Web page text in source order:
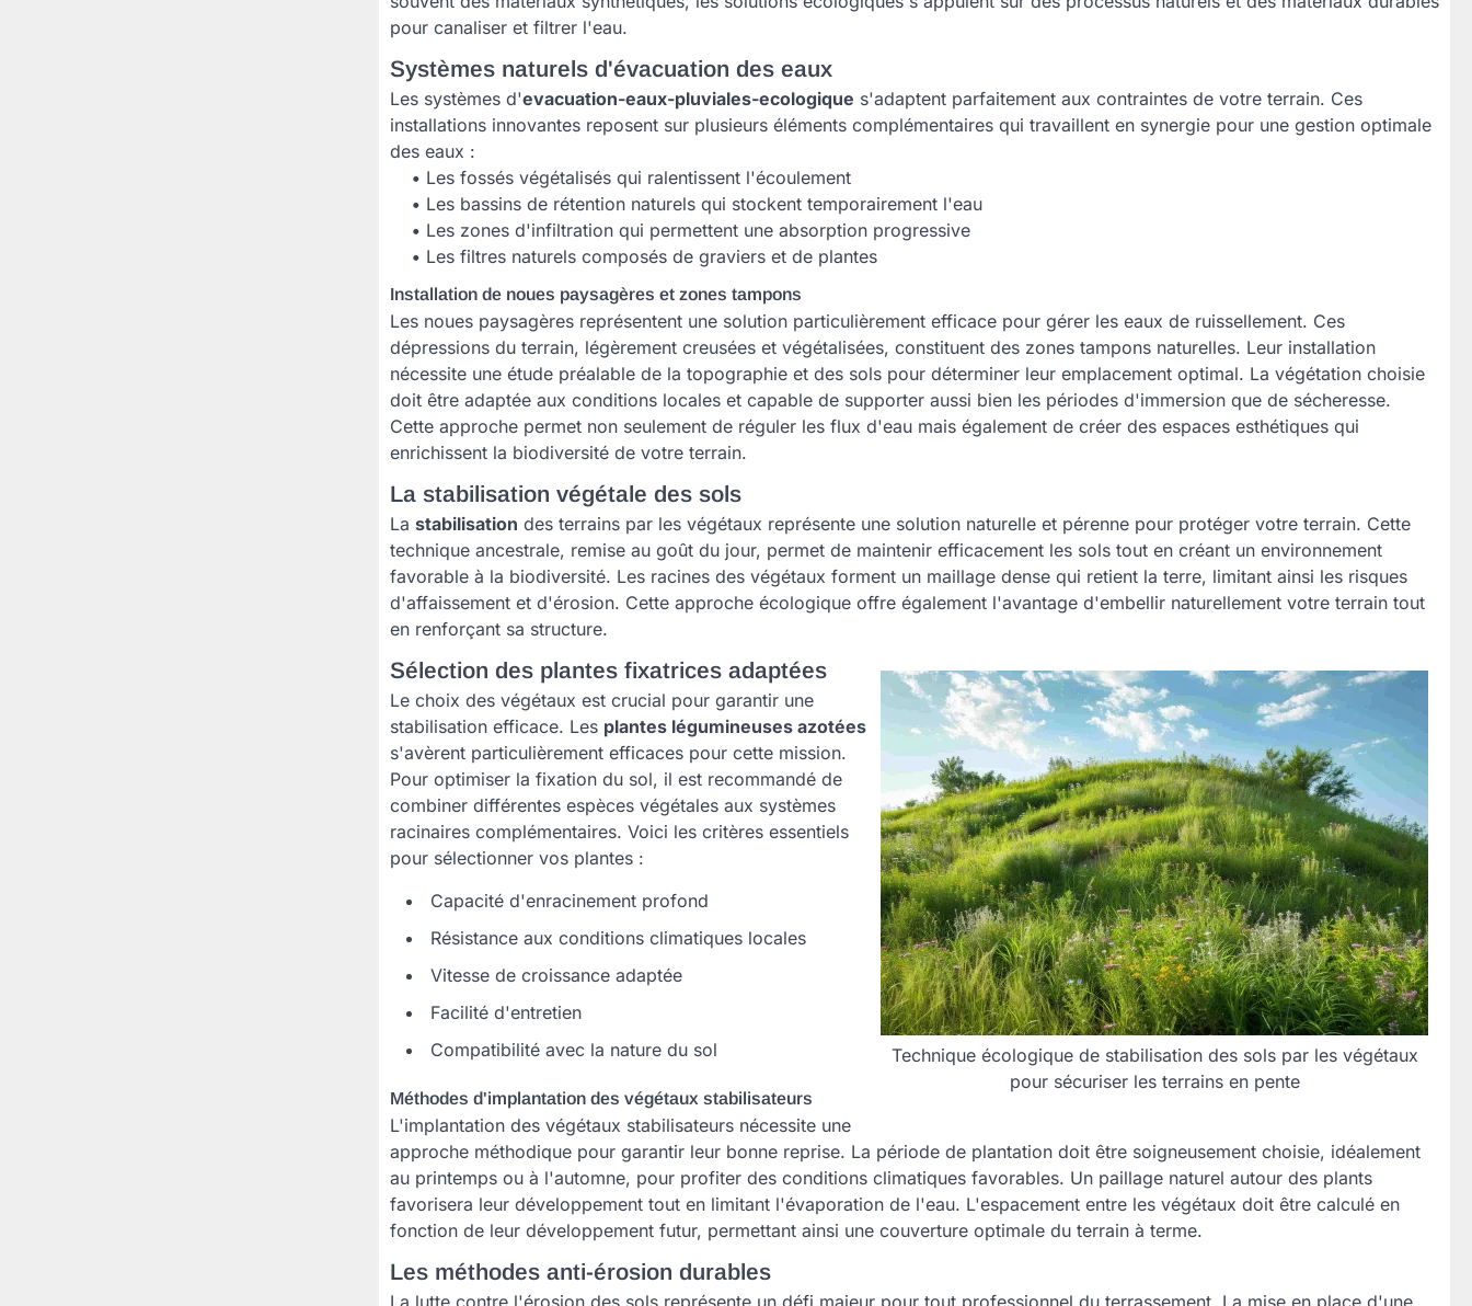
pour canaliser et filtrer l'eau.
Systèmes naturels d'évacuation des eaux
Les systèmes d'evacuation-eaux-pluviales-ecologique s'adaptent parfaitement aux contraintes de votre terrain. Ces
installations innovantes reposent sur plusieurs éléments complémentaires qui travaillent en synergie pour une gestion optimale
des eaux :
• Les fossés végétalisés qui ralentissent l'écoulement
• Les bassins de rétention naturels qui stockent temporairement l'eau
• Les zones d'infiltration qui permettent une absorption progressive
• Les filtres naturels composés de graviers et de plantes
Installation de noues paysagères et zones tampons
Les noues paysagères représentent une solution particulièrement efficace pour gérer les eaux de ruissellement. Ces
dépressions du terrain, légèrement creusées et végétalisées, constituent des zones tampons naturelles. Leur installation
nécessite une étude préalable de la topographie et des sols pour déterminer leur emplacement optimal. La végétation choisie
doit être adaptée aux conditions locales et capable de supporter aussi bien les périodes d'immersion que de sécheresse.
Cette approche permet non seulement de réguler les flux d'eau mais également de créer des espaces esthétiques qui
enrichissent la biodiversité de votre terrain.
La stabilisation végétale des sols
La stabilisation des terrains par les végétaux représente une solution naturelle et pérenne pour protéger votre terrain. Cette
technique ancestrale, remise au goût du jour, permet de maintenir efficacement les sols tout en créant un environnement
favorable à la biodiversité. Les racines des végétaux forment un maillage dense qui retient la terre, limitant ainsi les risques
d'affaissement et d'érosion. Cette approche écologique offre également l'avantage d'embellir naturellement votre terrain tout
en renforçant sa structure.
Technique écologique de stabilisation des sols par les végétaux
pour sécuriser les terrains en pente
Sélection des plantes fixatrices adaptées
Le choix des végétaux est crucial pour garantir une
stabilisation efficace. Les plantes légumineuses azotées
s'avèrent particulièrement efficaces pour cette mission.
Pour optimiser la fixation du sol, il est recommandé de
combiner différentes espèces végétales aux systèmes
racinaires complémentaires. Voici les critères essentiels
pour sélectionner vos plantes :
Capacité d'enracinement profond
Résistance aux conditions climatiques locales
Vitesse de croissance adaptée
Facilité d'entretien
Compatibilité avec la nature du sol
Méthodes d'implantation des végétaux stabilisateurs
L'implantation des végétaux stabilisateurs nécessite une
approche méthodique pour garantir leur bonne reprise. La période de plantation doit être soigneusement choisie, idéalement
au printemps ou à l'automne, pour profiter des conditions climatiques favorables. Un paillage naturel autour des plants
favorisera leur développement tout en limitant l'évaporation de l'eau. L'espacement entre les végétaux doit être calculé en
fonction de leur développement futur, permettant ainsi une couverture optimale du terrain à terme.
Les méthodes anti-érosion durables